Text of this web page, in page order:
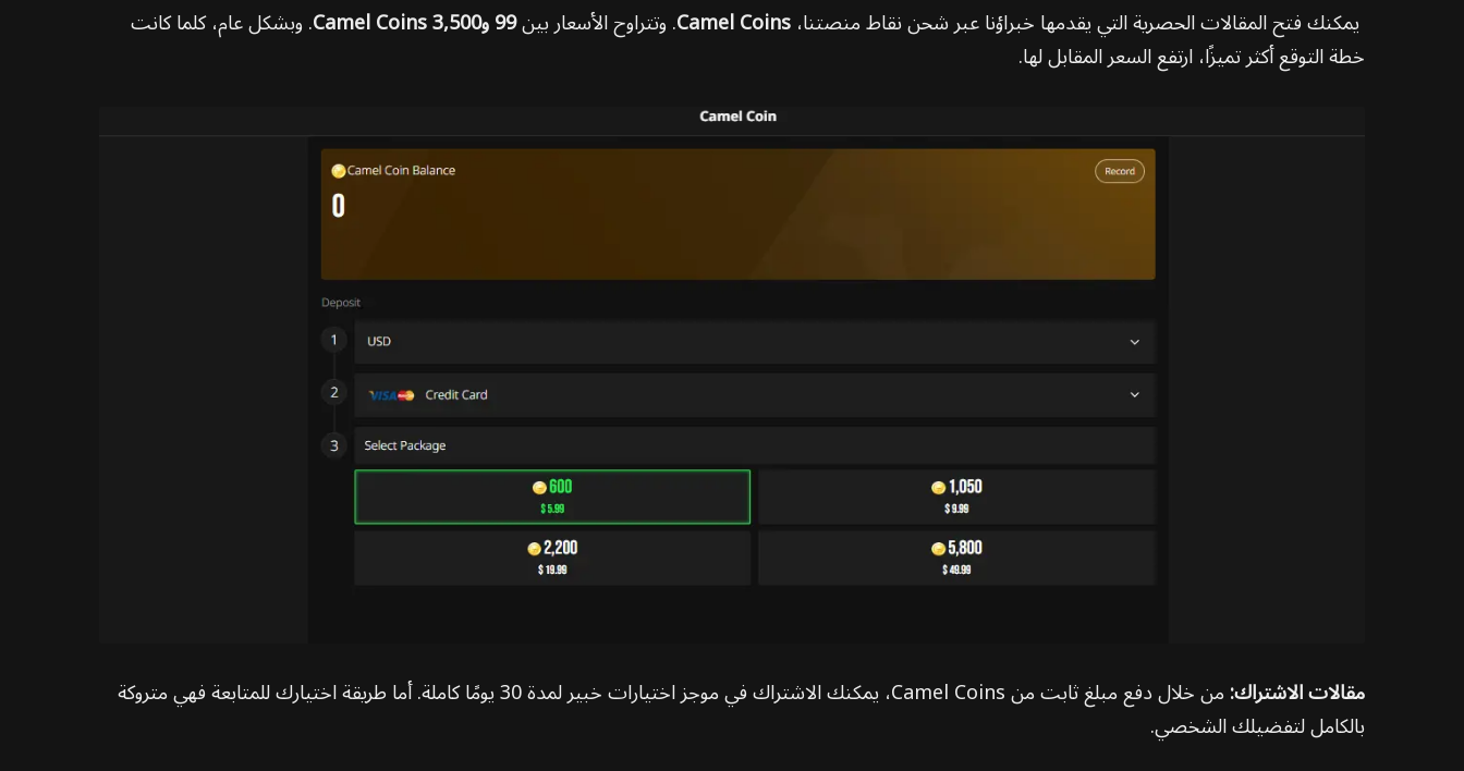
يمكنك فتح المقالات الحصرية التي يقدمها خبراؤنا عبر شحن نقاط منصتنا،Camel Coins. وتتراوح الأسعار بين99 و3,500 Camel Coins
. وبشكل عام، كلما كانت
خطة التوقع أكثر تميزًا، ارتفع السعر المقابل لها.
مقالات الاشتراك:
من خلال دفع مبلغ ثابت من Camel Coins، يمكنك الاشتراك في موجز اختيارات خبير لمدة 30 يومًا كاملة. أما طريقة اختيارك للمتابعة فهي متروكة
بالكامل لتفضيلك الشخصي.